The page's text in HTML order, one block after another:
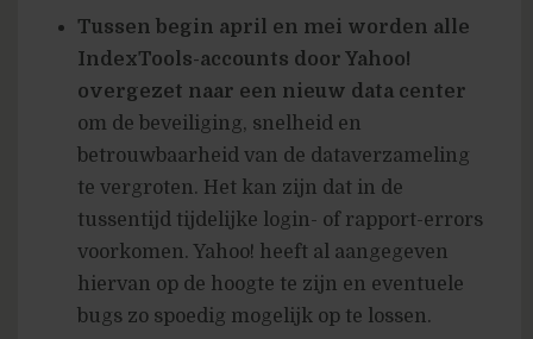
Tussen begin april en mei worden alle
IndexTools-accounts door Yahoo!
overgezet naar een nieuw data center
om de beveiliging, snelheid en
betrouwbaarheid van de dataverzameling
te vergroten. Het kan zijn dat in de
tussentijd tijdelijke login- of rapport-errors
voorkomen. Yahoo! heeft al aangegeven
hiervan op de hoogte te zijn en eventuele
bugs zo spoedig mogelijk op te lossen.